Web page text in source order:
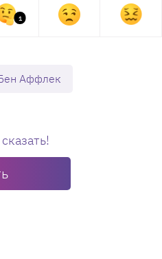
1
Аффлек